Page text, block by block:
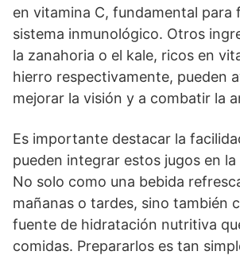
en vitamina C, fundamental para
sistema inmunológico. Otros
la zanahoria o el kale, ricos en
hierro respectivamente, pueden
mejorar la visión y a combatir la
Es importante destacar la
pueden integrar estos jugos en
No solo como una bebida
mañanas o tardes, sino también
fuente de hidratación nutritiva
comidas. Prepararlos es tan